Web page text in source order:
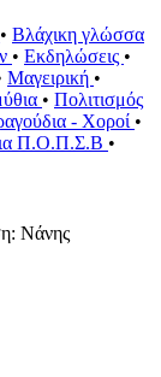
• Βλάχικη γλώσσα
• Εκδηλώσεις •
Μαγειρική •
• Πολιτισμός
- Χοροί •
Π.Ο.Π.Σ.Β •
Νάνης